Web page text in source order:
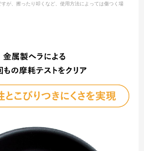
が、擦ったり叩くなど、使用方法によっては傷つく場